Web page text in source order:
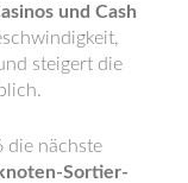
und Cash
steigert die
die nächste
Sortier-